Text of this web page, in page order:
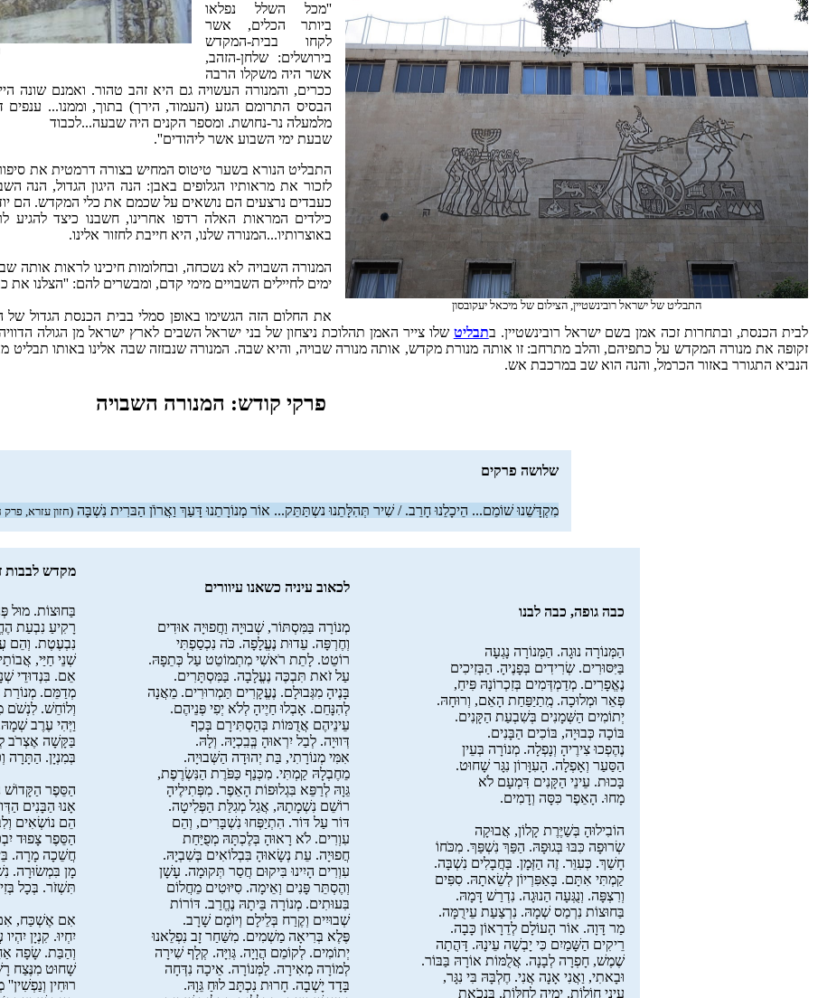
התבליט של ישראל רובינשטיין, הצילום של מיכאל יעקובסון
''מכל השלל נפלאו
ביותר הכלים, אשר
לקחו בבית-המקדש
בירושלים: שלחן-הזהב,
אשר היה משקלו הרבה
ככרים, והמנורה העשויה גם היא זהב טהור. ואמנם שונה
הבסיס התרומם הגזע (העמוד, הירך) בתוך, וממנו...
מלמעלה נר-נחושת. ומספר הקנים היה שבעה...לכבוד
שבעת ימי השבוע אשר ליהודים''.
התבליט הנורא בשער טיטוס המחיש בצורה דרמטית את
לזכור את מראותיו הגלופים באבן: הנה היגון הגדול, הנה
כעבדים נרצעים הם נושאים על שכמם את כלי המקדש. הם
כילדים המראות האלה רדפו אחרינו, חשבנו כיצד
באוצרותיו...המנורה שלנו, היא חייבת לחזור אלינו.
המנורה השבויה לא נשכחה, ובחלומות חיכינו לראות אותה
ימים לחיילים השבויים מימי קדם, ומבשרים להם: ''הצלנו
לבית הכנסת, ובתחרות זכה אמן בשם ישראל רובינשטיין. בתבליט שלו צייר האמן תהלוכת ניצחון של בני ישראל השבים לארץ ישראל מן הגולה
זקופה את מנורה המקדש על כתפיהם, והלב מתרחב: זו אותה מנורת מקדש, אותה מנורה שבויה, והיא שבה. המנורה שנבזזה שבה אלינו באותו תבליט
הנביא התגורר באזור הכרמל, והנה הוא שב במרכבת אש.
פרקי קודש: המנורה השבויה
שלושה פרקים
מִקְדָּשֵׁנוּ שׁוֹמֵם... הֵיכָלֵנוּ חָרֵב. / שִׁיר תְּהִלָּתֵנוּ נשְתַּתֵּק... אוֹר מְנוֹרָתֵנוּ דָּעַךְ וַאֲרוֹֹן הַבּרִית נִשְׁבָּה(חזון עזרא, פרק
כבה גופה, כבה לבנו
הַמְּנוֹרָה נוּגָה. הַמְּנוֹרָה נָגְעָה
בַּיִּסּוּרִים. שְׂרִידִים בְּפָנֶיהָ. הַבְּזִיכִים
נֶאֱפָרִים. מְדַמְדְּמִים בְּזִכְרוֹנָהּ פִּיחַ,
פְּאֵר וּמְלוּכָה. מְִתַיַפַּחַת הָאֵם, וְרוּחָהּ.
יְתוֹמִים הַשְּׁמָנִים בְּשִׁבְעַת הַקָּנִים.
בּוֹכָה כְּבוּיָה, בּוֹכִים הַבָּנִים.
נֶהֶפְכוּ צִירֶיהָ וְנָפְלָה. מְנוֹרָה בְּעֵין
הַסַּעַר וְאָפְלָה. הָעִוָּרוֹן נִגָּר שָׁחוּט.
בָּכוּת. עֵינֵי הַקָּנִים דִּמְעָם לֹא
מָחוּ. הָאֵפֶר כִּסָּה וְדָמִים.
הוֹבִילוּהָ בְּשַׁיֶּרֶת קָלוֹן, אֲבוּקָה
שְׂרוּפָה כִּבּוּ בְּגוּפָהּ. הַפַּךְ נִשְׁפַּךְ. מִכֹּחוֹ
חָשַׁךְ. כְּעִוֵּר. זֶה הַזְּמָן. בַּחֲבָלִים נִשְׁבָּה.
קַמְתִּי אִתָּם. בָּאַפִּרְיוֹן לְשֵׂאתָהּ. סִפִּים
וְרִצְפָּה. וְנֻגְּעָה הַנוּגָה. נִדְרַשׁ דָּמָהּ.
בַּחוּצוֹת נִרְמַס שְׁמָהּ. נִרְצַעַת עֵירֻמָּה.
מַר דָּוָה. אוֹר הָעוֹלָם לְדֵרָאוֹן כָּבָה.
רֵיקִים הַשָּׁמַיִם כִּי יָבְשָׁה עֵינָהּ. דָּהֲתָה
שֶׁמֶשׁ, חָפְרָה לְבָנָה. אֲלֻמּוֹת אוֹרָהּ בַּבּוֹר.
וּבָאתִי, וַאֲנִי אָנָה אֲנִי. חֶלְבָּהּ בִּי נִגָּר,
עֵינַי חוֹלוֹת. יָמֶיהָ לְחַלּוֹת. בִּנְכֹאת
לכאוב עיניה כשאנו עיוורים
מְנוֹרָה בַּמִּסְתּוֹר, שְׁבוּיָה וַחֲפוּיָה אוּדִים
וְחֶרְפָּה. עֵדוּת נֶעֱלָפָה. כֹּה נִכְסַפְתִּי
רוֹטֵט. לָתֵת רֹאשִׁי מִתְמוֹטֵט עַל כְּתֵפָהּ.
עַל זֹאת תִּבְכֶּה נֶעֱלָבָה. בַּמִּסְתָּרִים.
בָּנֶיהָ מִגְּבוּלָם. נֶעֱקָרִים תַּמְרוּרִים. מֵאֲנָה
לְהִנָּחֵם. אָבְלוּ חַיֶיהָ לְלֹא יְפִי פְּנֵיהֶם.
עֵינֵיהֶם אֲדֻמּוֹת בְּהַסְתִּירָם בְּכַף
דְּווּיָה. לְבַל יִרְאוּהָ בְְּבִִכְיָהּ. וְלָהּ.
אִמִּי מְנוֹרָתִי, בַּת יְהוּדָה הַשְּׁבוּיָה.
מֵחֶבְלָהּ קַמְתִּי. מִכְּנַף כַּפֹּרֶת הַנִּשְׂרֶפֶת,
גֵּוָהּ לְרַפֵּא בִּגְלוּפוֹת הָאֵפֶר. מִפְּתִילֶיהָ
רוֹשֵׁם נִשְׁמָתָהּ, אֲגַל מְגִלַּת הַפְּלִיטָה.
דּוֹר עַל דּוֹר. הִתְיַפְּחוּ נִשְׁבָּרִים, וְהֵם
עִוְרִים. לֹא רָאוּהָ בְּלֶכְתָּהּ מְפֻיַּחַת
חֲפוּיָה. עֵת נְשָׂאוּהָ בִּבְלוֹאִים בְּשִׁבְיָהּ.
עִוְרִים הָיִינוּ בִּיקוּם חֲסַר תְּקוּמָה. עָשָׁן
וְהֶסְתֵּר פָּנִים וְאֵימָה. סִיּוּטִים מֵחֲלוֹם
בִּעוּתִים. מְנוֹרָה בֵּיתָהּ נֶחֱרַב. דּוֹרוֹת
שְׁבוּיִים וְקֶרַח בְּלֵילָם וְיוֹמָם שָׁרָב.
פֶּלֶא בְּרִיאָה מַשְׁמִים. מִשַּׁחַר זָב נִפְלֵאנוּ
יְתוֹמִים. לְקוֹמֵם הֲוָיָה. גְּוִיָּה. קְלָף שִׁירָה
לְמוֹרָה מְאִירָה. לַמְּנוֹרָה. אֵיכָה נִדְּחָה
בָּדָד יָשְׁבָה. חָרוּת נִכְתָּב לוּחַ גֵּוָהּ.
מקדש לבבות
בַּחוּצוֹת. מוּל
רָקִיעַ נִבְעַת
נִבְעֶטֶת. וְהֵם
שְׁנֵי חַיַּי,
אֵם. בִּנְדוּדֵי
מְדַמֵּם. מְנוֹרַת
וְלוֹחֵשׁ.
וַיְּהִי עֶרֶב
בַּקָּשָׁה אֶצְרֹב
בְּמִנְיָן. הַתָּרָה
הַסֵּפֶר הַקָּדוֹשׁ
אָנוּ הַבָּנִים
הֵם נוֹשְׂאִים
הַסֵּפֶר צָפוּד
חֲשֵׁכָה מָרָה.
מָן בִּמְשׂוּרָה.
תִּשְׁזֹר. בְּכָל
אִם אֶשְׁכַּח, אִם
יִחְיוּ. קִנְיָן
וְהַבַּת. שָׂפָה
שָׁחוּט מִנֶּצַח
רוּחִין